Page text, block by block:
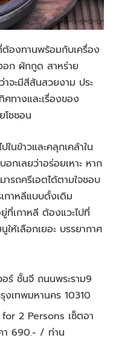
ต้องทานพร้อมกับเครื่อง
อก ผักกูด สาหร่าย
จะมีสีสันสวยงาม ประ
างและเรื่องของ
โชซอน
นข้าวและคลุกเคล้าใน
กเลยว่าอร่อยเหาะ หาก
รถครีเอตได้ตามใจชอบ
กาหลีแบบดั้งเดิม
ที่เกาหลี ต้องแวะไปที่
ให้เลือกเยอะ บรรยากาศ
อร์​ ชั้นจี​ ถนนพระราม9​
งเทพมหานคร 10310
2 Persons เซ็ตอา
า 690.- / ท่าน